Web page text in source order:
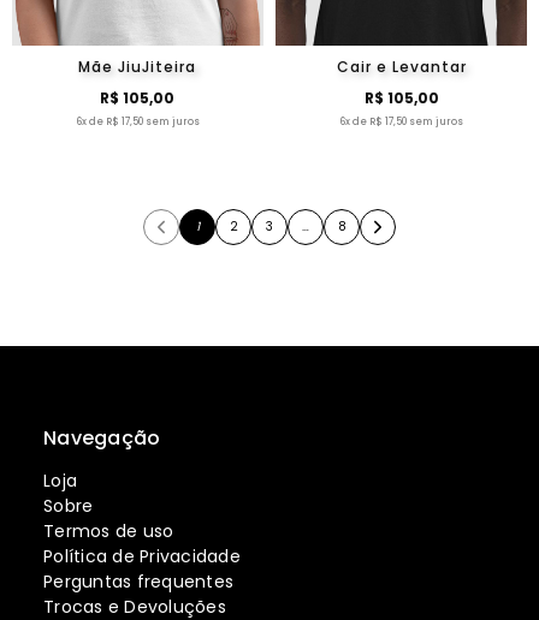
Mãe JiuJiteira
R$ 105,00
6x de R$ 17,50 sem juros
Cair e Levantar
R$ 105,00
6x de R$ 17,50 sem juros
1 2 3 … 8
Navegação
Loja
Sobre
Termos de uso
Política de Privacidade
Perguntas frequentes
Trocas e Devoluções